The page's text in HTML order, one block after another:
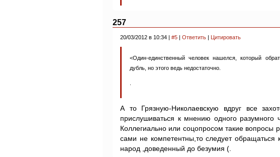
257
20/03/2012 в 10:34 | #5 | Ответить | Цитировать
<Один-единственный человек нашелся, который
дубль, но этого ведь недостаточно.
А то Грязную-Николаевскую вдруг все
прислушиваться к мнению одного разумного
Коллегиально или соцопросом такие вопросы
сами не компетентны,то следует
народ ,доведенный до безумия (.